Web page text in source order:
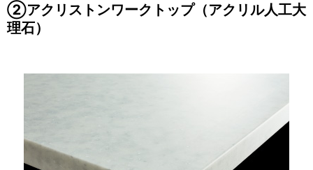
②アクリストンワークトップ（アクリル人工大
理石）